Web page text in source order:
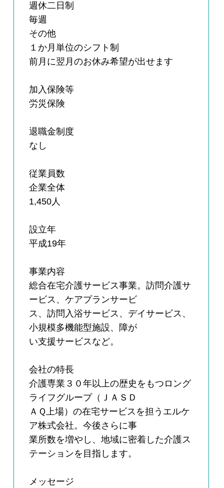
週休二日制
毎週
その他
１か月単位のシフト制
前月に翌月のお休み希望が出せます
加入保険等
労災保険
退職金制度
なし
従業員数
企業全体
1,450人
設立年
平成19年
事業内容
総合在宅介護サービス事業。訪問介護サ
ービス、ケアプランサービ
ス、訪問入浴サービス、デイサービス、
小規模多機能型施設、障が
い支援サービスなど。
会社の特長
介護専業３０年以上の歴史をもつロング
ライフグループ（ＪＡＳＤ
ＡＱ上場）の在宅サービスを担うエルケ
ア株式会社。今後さらに事
業所数を増やし、地域に密着した介護ス
テーションを目指します。
メッセージ